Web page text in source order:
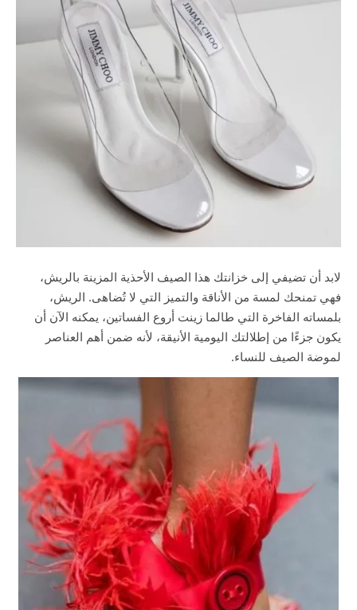
لابد أن تضيفي إلى خزانتك هذا الصيف الأحذية المزينة بالريش،
فهي تمنحك لمسة من الأناقة والتميز التي لا تُضاهى. الريش،
بلمساته الفاخرة التي طالما زينت أروع الفساتين، يمكنه الآن أن
يكون جزءًا من إطلالتك اليومية الأنيقة، لأنه ضمن أهم العناصر
لموضة الصيف للنساء.